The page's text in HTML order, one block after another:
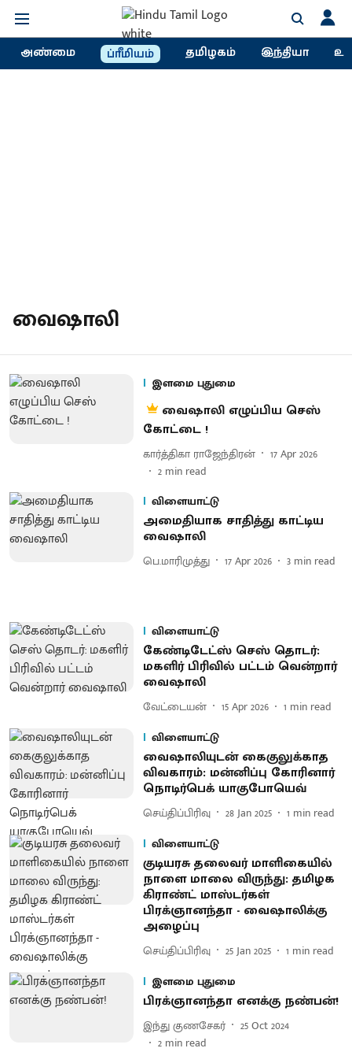
அண்மை ப்ரீமியம் தமிழகம் இந்தியா
வைஷாலி
இளமை புதுமை
வைஷாலி எழுப்பிய செஸ்
கோட்டை !
கார்த்திகா ராஜேந்திரன்
17 Apr 2026
2 min read
விளையாட்டு
அமை​தி​யாக சாதித்து காட்​டிய
வைஷாலி
பெ.மாரிமுத்து 17 Apr 2026 3 min read
விளையாட்டு
கேண்டிடேட்ஸ் செஸ் தொடர்:
மகளிர் பிரிவில் பட்டம் வென்றார்
வைஷாலி
வேட்டையன் 15 Apr 2026 1 min read
விளையாட்டு
வைஷாலியுடன் கைகுலுக்காத
விவகாரம்: மன்னிப்பு கோரினார்
நொடிர்பெக் யாகுபோயெவ்
செய்திப்பிரிவு 28 Jan 2025 1 min read
விளையாட்டு
குடியரசு தலைவர் மாளிகையில்
நாளை மாலை விருந்து: தமிழக
கிராண்ட் மாஸ்டர்கள்
பிரக்ஞானந்தா - வைஷாலிக்கு
அழைப்பு
செய்திப்பிரிவு 25 Jan 2025 1 min read
இளமை புதுமை
பிரக்ஞானந்தா எனக்கு நண்பன்!
இந்து குணசேகர்
25 Oct 2024
2 min read